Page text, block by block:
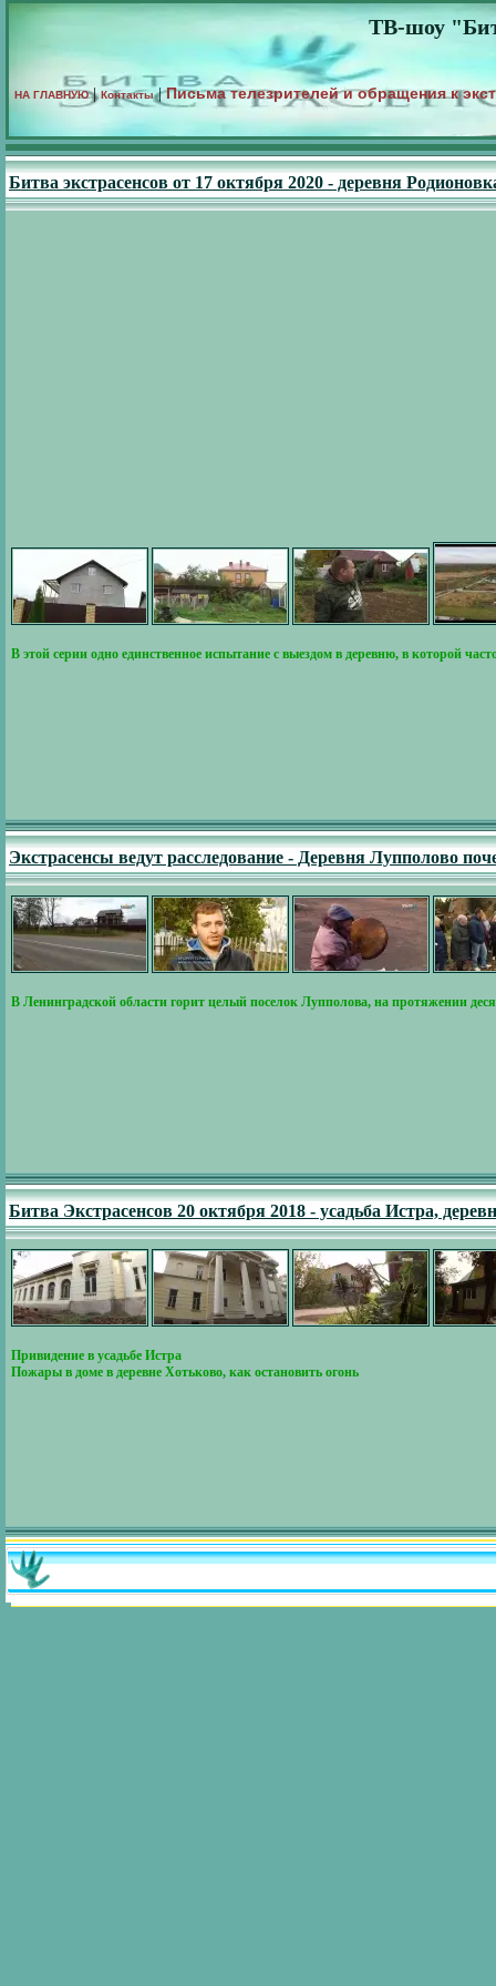
ТВ-шоу
НА ГЛАВНУЮ|Контакты|Письма телезрителей и обращения к
Битва экстрасенсов от 17 октября 2020 - деревня
В этой серии одно единственное испытание с выездом в деревню, в которой
Экстрасенсы ведут расследование - Деревня Лупполово
В Ленинградской области горит целый поселок Лупполова, на протяжении
Битва Экстрасенсов 20 октября 2018 - усадьба Истра,
Привидение в усадьбе Истра
Пожары в доме в деревне Хотьково, как остановить огонь